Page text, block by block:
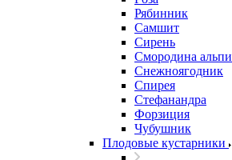
Рябинник
Самшит
Сирень
Смородина
Снежноягодник
Спирея
Стефанандра
Форзиция
Чубушник
Плодовые кустарники